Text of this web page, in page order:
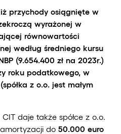
przychody osiągnięte w
wyrażonej w
równowartości
według średniego kursu
(9.654.400 zł na 2023r.)
roku podatkowego, w
z o.o. jest małym
daje także spółce z o.o.
amortyzacji do50.000 euro